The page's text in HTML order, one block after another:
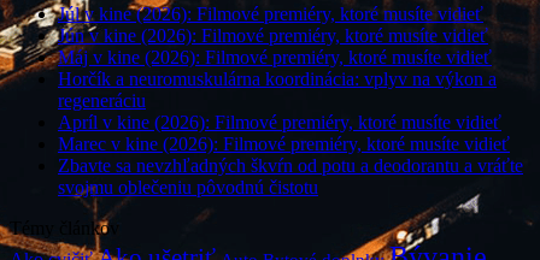
Júl v kine (2026): Filmové premiéry, ktoré musíte vidieť
Jún v kine (2026): Filmové premiéry, ktoré musíte vidieť
Máj v kine (2026): Filmové premiéry, ktoré musíte vidieť
Horčík a neuromuskulárna koordinácia: vplyv na výkon a
regeneráciu
Apríl v kine (2026): Filmové premiéry, ktoré musíte vidieť
Marec v kine (2026): Filmové premiéry, ktoré musíte vidieť
Zbavte sa nevzhľadných škvŕn od potu a deodorantu a vráťte
svojmu oblečeniu pôvodnú čistotu
Témy článkov